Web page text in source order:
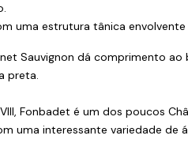
uma estrutura tânica
Sauvignon dá comprimento
preta.
Fonbadet é um dos poucos
uma interessante variedade de